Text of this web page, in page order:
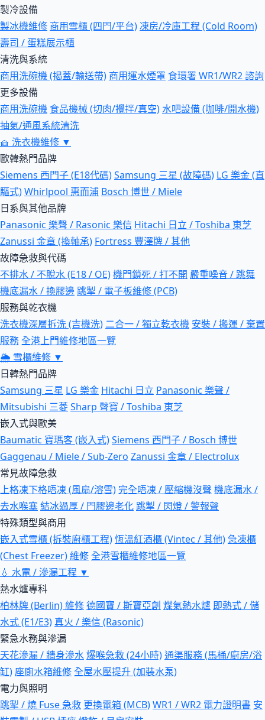
製冷設備
製冰機維修 商用雪櫃 (四門/平台)凍房/冷庫工程 (Cold Room)
壽司 / 蛋糕展示櫃
清洗與系統
商用洗碗機 (揭蓋/輸送帶) 商用運水煙罩 食環署 WR1/WR2 諮詢
更多設備
商用洗碗機 食品機械 (切肉/攪拌/真空)水吧設備 (咖啡/開水機)
抽氣/通風系統清洗
🧺 洗衣機維修 ▼
歐韓熱門品牌
Siemens 西門子 (E18代碼)Samsung 三星 (故障碼) LG 樂金 (直
驅式)Whirlpool 惠而浦 Bosch 博世 / Miele
日系與其他品牌
Panasonic 樂聲 / Rasonic 樂信 Hitachi 日立 / Toshiba 東芝
Zanussi 金章 (換軸承) Fortress 豐澤牌 / 其他
故障急救與代碼
不排水 / 不脫水 (E18 / OE)機門鎖死 / 打不開 嚴重噪音 / 跳舞
機底漏水 / 換膠邊跳掣 / 電子板維修 (PCB)
服務與乾衣機
洗衣機深層拆洗 (吉機洗) 二合一 / 獨立乾衣機 安裝 / 搬運 / 棄置
服務全港上門維修地區一覽
🌦 雪櫃維修 ▼
日韓熱門品牌
Samsung 三星 LG 樂金 Hitachi 日立 Panasonic 樂聲 /
Mitsubishi 三菱Sharp 聲寶 / Toshiba 東芝
嵌入式與歐美
Baumatic 寶瑪客 (嵌入式)Siemens 西門子 / Bosch 博世
Gaggenau / Miele / Sub-Zero Zanussi 金章 / Electrolux
常見故障急救
上格凍下格唔凍 (風扇/溶雪)完全唔凍 / 壓縮機沒聲 機底漏水 /
去水喉塞結冰過厚 / 門膠邊老化跳掣 / 閃燈 / 警報聲
特殊類型與商用
嵌入式雪櫃 (拆裝廚櫃工程)恆溫紅酒櫃 (Vintec / 其他)急凍櫃
(Chest Freezer) 維修全港雪櫃維修地區一覽
💧 水電 / 滲漏工程 ▼
熱水爐專科
柏林牌 (Berlin) 維修德國寶 / 斯寶亞創 煤氣熱水爐 即熱式 / 儲
水式 (E1/E3) 真火 / 樂信 (Rasonic)
緊急水務與滲漏
天花滲漏 / 牆身滲水爆喉急救 (24小時)通渠服務 (馬桶/廚房/浴
缸) 座廁水箱維修全屋水壓提升 (加裝水泵)
電力與照明
跳掣 / 燒 Fuse 急救 更換電箱 (MCB)WR1 / WR2 電力證明書 安